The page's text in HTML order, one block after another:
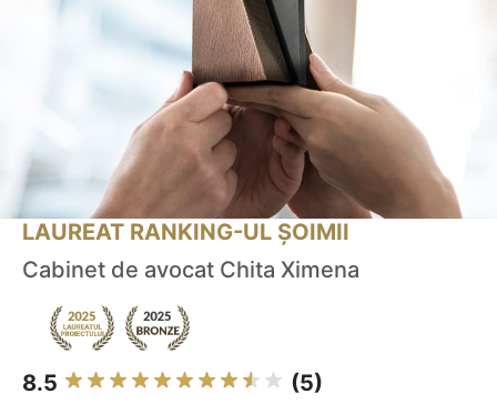
LAUREAT RANKING-UL ȘOIMII
Cabinet de avocat Chita Ximena
8.5 (5)